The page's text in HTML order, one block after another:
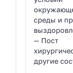
среды и
— Пост
другие